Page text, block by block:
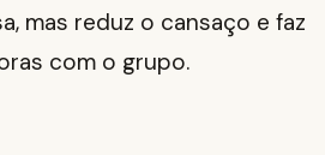
mas reduz o cansaço e faz
com o grupo.